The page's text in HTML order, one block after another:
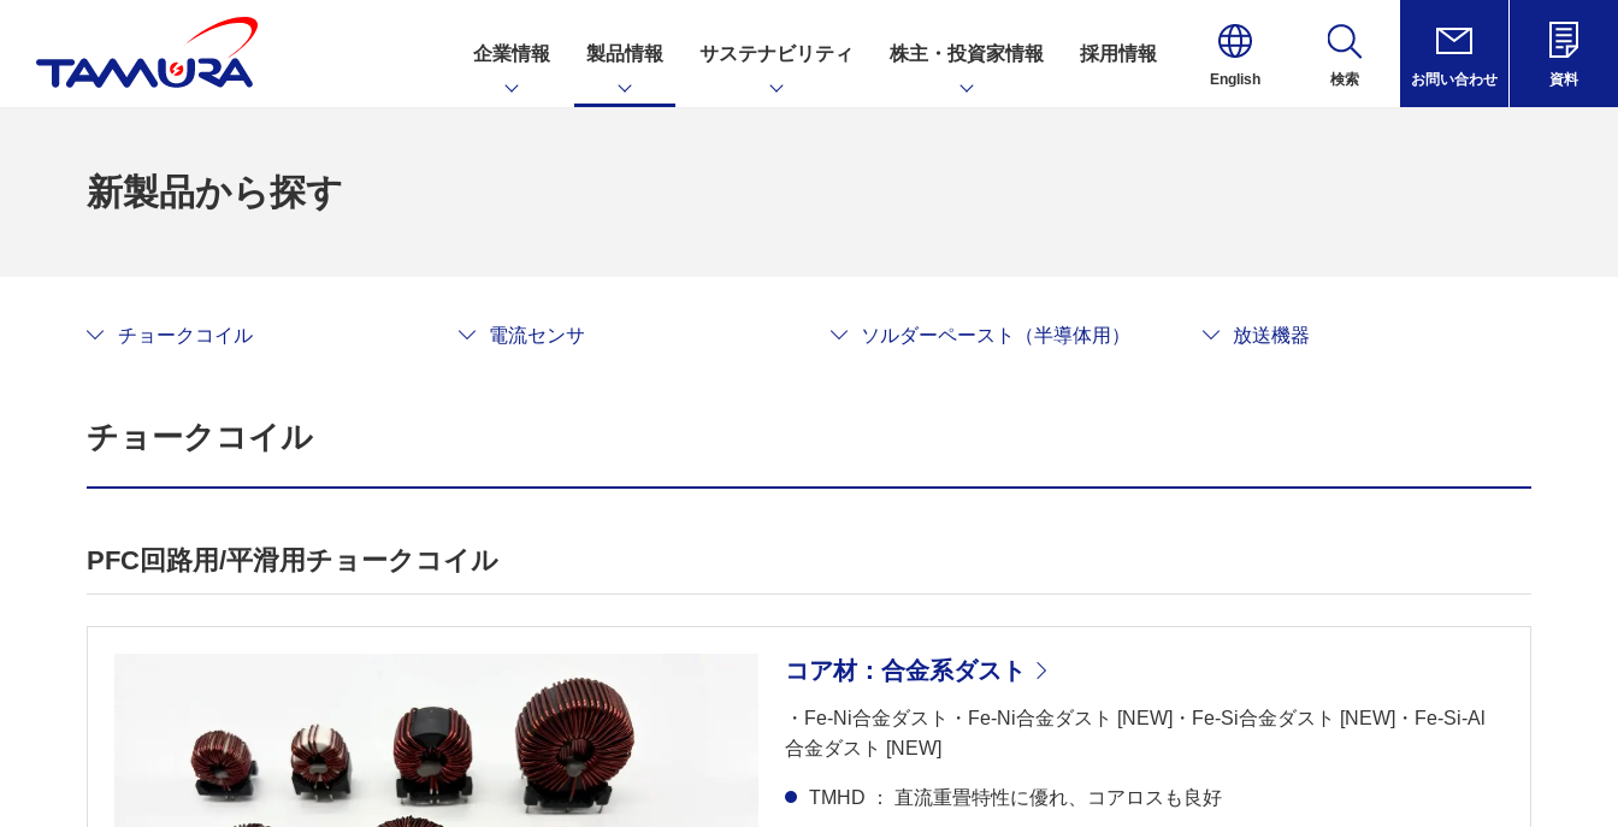
企業情報 製品情報 サステナビリティ 株主・投資家情報 採用情報
English 検索 お問い合わせ 資料
新製品から探す
チョークコイル 電流センサ ソルダーペースト（半導体用） 放送機器
チョークコイル
PFC回路用/平滑用チョークコイル
コア材：合金系ダスト
・Fe-Ni合金ダスト・Fe-Ni合金ダスト [NEW]・Fe-Si合金ダスト [NEW]・Fe-Si-Al
合金ダスト [NEW]
TMHD ： 直流重畳特性に優れ、コアロスも良好